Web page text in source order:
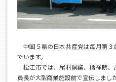
中国５県の日本共産党は毎月第３
でいます。
松江市では、尾村県議、橘祥朗
員長が大型商業施設前で宣伝しました